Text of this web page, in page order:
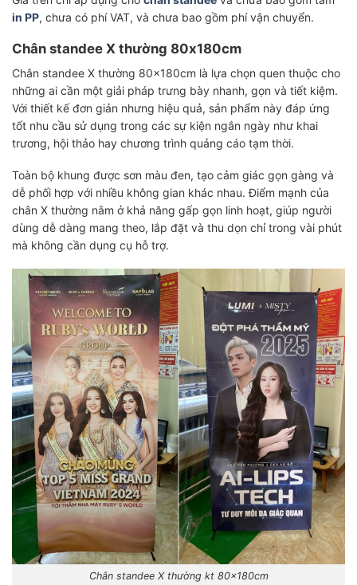
in PP, chưa có phí VAT, và chưa bao gồm phí vận chuyển.
Chân standee X thường 80x180cm
Chân standee X thường 80x180cm là lựa chọn quen thuộc cho
những ai cần một giải pháp trưng bày nhanh, gọn và tiết kiệm.
Với thiết kế đơn giản nhưng hiệu quả, sản phẩm này đáp ứng
tốt nhu cầu sử dụng trong các sự kiện ngắn ngày như khai
trương, hội thảo hay chương trình quảng cáo tạm thời.
Toàn bộ khung được sơn màu đen, tạo cảm giác gọn gàng và
dễ phối hợp với nhiều không gian khác nhau. Điểm mạnh của
chân X thường nằm ở khả năng gấp gọn linh hoạt, giúp người
dùng dễ dàng mang theo, lắp đặt và thu dọn chỉ trong vài phút
mà không cần dụng cụ hỗ trợ.
Chân standee X thường kt 80x180cm